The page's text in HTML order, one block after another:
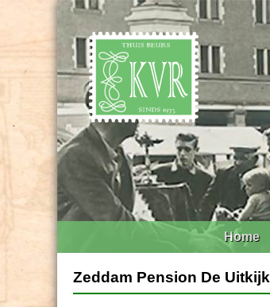
Home
Zeddam Pension De Uitkijk